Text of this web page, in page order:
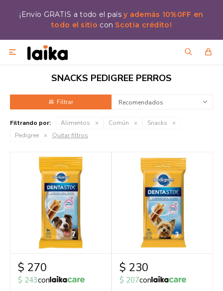
¡Envío GRATIS a todo el paísy además 10%0FF en
todo el sitio con Scotia crédito!

SNACKS PEDIGREE PERROS
Recomendados
Filtrando por: Alimentos Común
Snacks
Pedigree
Quitar filtros
$ 270
$ 243con
$ 230
$ 207con